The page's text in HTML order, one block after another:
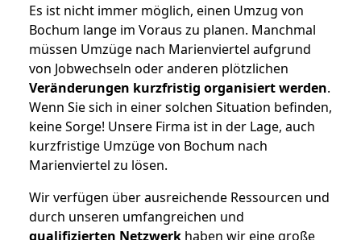
Es ist nicht immer möglich, einen Umzug von
Bochum lange im Voraus zu planen. Manchmal
müssen Umzüge nach Marienviertel aufgrund
von Jobwechseln oder anderen plötzlichen
Veränderungen kurzfristig organisiert werden.
Wenn Sie sich in einer solchen Situation befinden,
keine Sorge! Unsere Firma ist in der Lage, auch
kurzfristige Umzüge von Bochum nach
Marienviertel zu lösen.
Wir verfügen über ausreichende Ressourcen und
durch unseren umfangreichen und
qualifizierten Netzwerk haben wir eine große